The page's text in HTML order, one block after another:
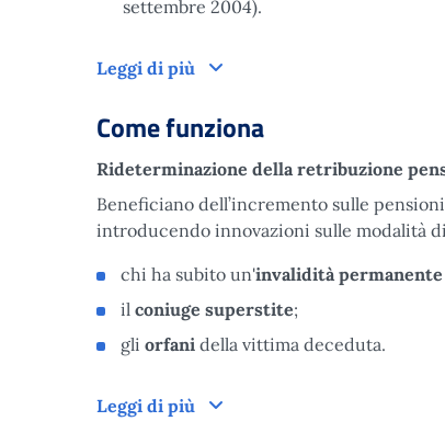
settembre 2004).
Leggi di più A chi è rivolto
Come funziona
Rideterminazione della retribuzione
Beneficiano dell’incremento sulle
introducendo innovazioni sulle modalità
chi ha subito un'invalidità permanente
il coniuge superstite;
gli orfani della vittima deceduta.
Leggi di più Come funziona